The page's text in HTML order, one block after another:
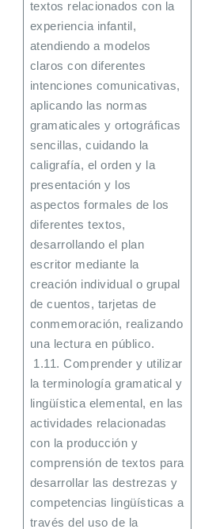
textos relacionados con la
experiencia infantil,
atendiendo a modelos
claros con diferentes
intenciones comunicativas,
aplicando las normas
gramaticales y ortográficas
sencillas, cuidando la
caligrafía, el orden y la
presentación y los
aspectos formales de los
diferentes textos,
desarrollando el plan
escritor mediante la
creación individual o grupal
de cuentos, tarjetas de
conmemoración, realizando
una lectura en público.
1.11. Comprender y utilizar
la terminología gramatical y
lingüística elemental, en las
actividades relacionadas
con la producción y
comprensión de textos para
desarrollar las destrezas y
competencias lingüísticas a
través del uso de la